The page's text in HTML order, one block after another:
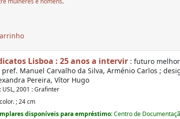
Lisboa : 25 anos a intervir : futuro
pref. Manuel Carvalho da Silva, Arménio Carlos ;
Pereira, Vítor Hugo
USL, 2001 : Grafinter
; 24 cm
disponíveis para empréstimo:Centro de